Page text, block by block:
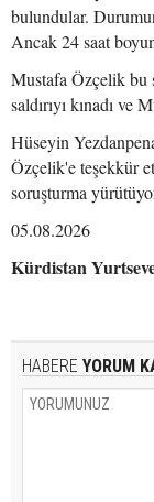
bulundular.
Ancak 24 saat
Mustafa Özçelik bu
saldırıyı kınadı
Hüseyin
Özçelik'e teşekkür
soruşturma
05.08.2026
Kürdistan
HABERE YORUM